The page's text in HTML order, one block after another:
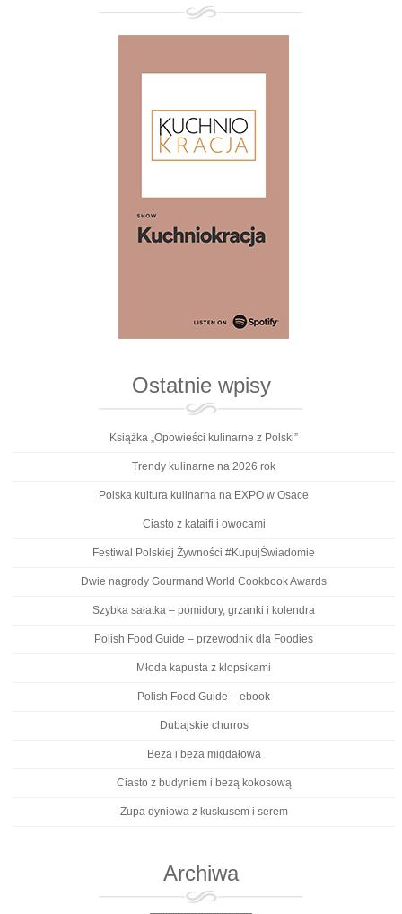
Ostatnie wpisy
Książka „Opowieści kulinarne z Polski”
Trendy kulinarne na 2026 rok
Polska kultura kulinarna na EXPO w Osace
Ciasto z kataifi i owocami
Festiwal Polskiej Żywności #KupujŚwiadomie
Dwie nagrody Gourmand World Cookbook Awards
Szybka sałatka – pomidory, grzanki i kolendra
Polish Food Guide – przewodnik dla Foodies
Młoda kapusta z klopsikami
Polish Food Guide – ebook
Dubajskie churros
Beza i beza migdałowa
Ciasto z budyniem i bezą kokosową
Zupa dyniowa z kuskusem i serem
Archiwa